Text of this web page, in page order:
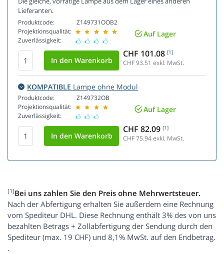
Lieferanten.
Produktcode:
Projektionsqualität:
Zuverlässigkeit:
Z149731OOB2
Auf Lager
CHF 101.08 [1]
CHF 93.51 exkl. MwSt.
KOMPATIBLE Lampe ohne Modul
Produktcode:
Projektionsqualität:
Zuverlässigkeit:
Z149732OB
Auf Lager
CHF 82.09 [1]
CHF 75.94exkl. MwSt.
[1]Bei uns zahlen Sie den Preis ohne Mehrwertsteuer.
Nach der Abfertigung erhalten Sie außerdem eine Rechnung
vom Spediteur DHL. Diese Rechnung enthält 3% des von uns
bezahlten Betrags + Zollabfertigung der Sendung durch den
Spediteur (max. 19 CHF) und 8,1% MwSt. auf den Endbetrag.
.